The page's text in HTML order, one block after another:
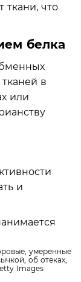
ткани, что
белка
в
или
и
умеренные
об отеках,
Images